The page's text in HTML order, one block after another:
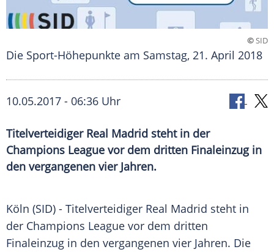
©SID
Die Sport-Höhepunkte am Samstag, 21. April 2018
10.05.2017 - 06:36 Uhr
Titelverteidiger Real Madrid steht in der
Champions League vor dem dritten Finaleinzug in
den vergangenen vier Jahren.
Köln (SID) - Titelverteidiger Real Madrid steht in
der Champions League vor dem dritten
Finaleinzug in den vergangenen vier Jahren. Die